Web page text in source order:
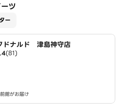
ツ
ー
ドナルド 津島神守店
(81)
館がお届け